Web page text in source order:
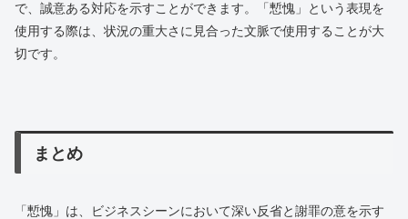
で、誠意ある対応を示すことができます。「慙愧」という表現を
使用する際は、状況の重大さに見合った文脈で使用することが大
切です。
まとめ
「慙愧」は、ビジネスシーンにおいて深い反省と謝罪の意を示す